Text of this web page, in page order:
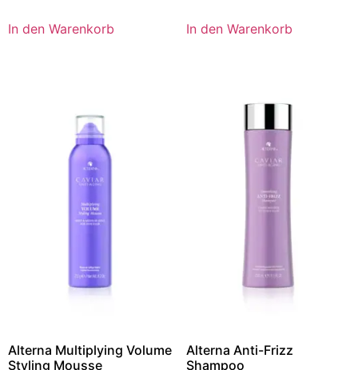
In den Warenkorb In den Warenkorb
Alterna Multiplying Volume
Styling Mousse
Alterna Anti-Frizz
Shampoo